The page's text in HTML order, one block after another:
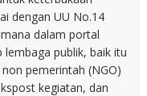
dengan UU No.14
dalam portal
lembaga publik, baik itu
pemerintah (NGO)
kegiatan, dan